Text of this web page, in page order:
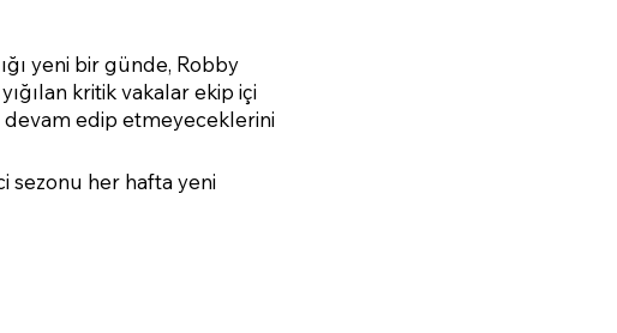
yeni bir günde, Robby
kritik vakalar ekip içi
devam edip etmeyeceklerini
sezonu her hafta yeni